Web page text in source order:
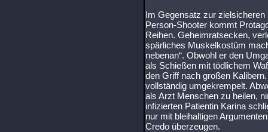
Im Gegensatz zur
Person-Shooter kommt
Reihen. Geheimratsecken,
spärliches Muskelkostüm
nebenan“. Obwohl er den
als Schießen mit tödlichem
den Griff nach großen
vollständig umgekrempelt.
als Arzt Menschen zu heilen,
infizierten Patientin Karina
nur mit bleihaltigen
Credo überzeugen.